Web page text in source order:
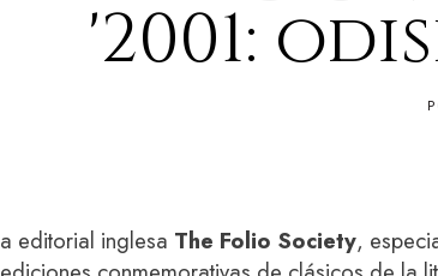
'2001:
a editorial inglesa The Folio Society,